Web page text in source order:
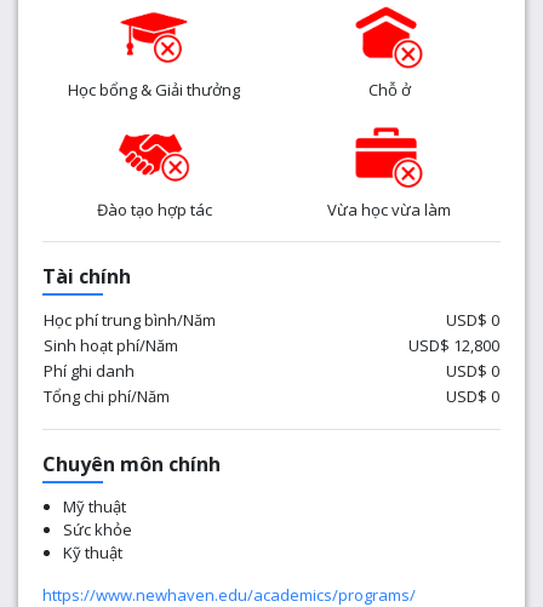
Học bổng & Giải thưởng Chỗ ở
Đào tạo hợp tác Vừa học vừa làm
Tài chính
Học phí trung bình/Năm
USD$ 0
Sinh hoạt phí/Năm
USD$ 12,800
Phí ghi danh
USD$ 0
Tổng chi phí/Năm
USD$ 0
Chuyên môn chính
Mỹ thuật
Sức khỏe
Kỹ thuật
https://www.newhaven.edu/academics/programs/